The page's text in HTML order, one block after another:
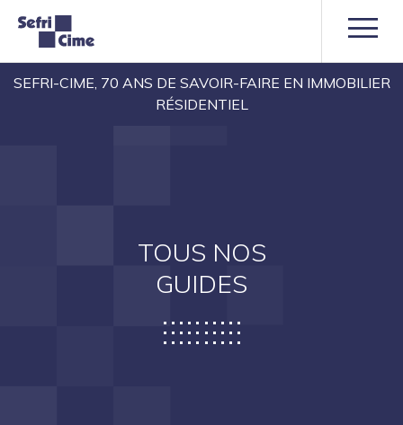
SEFRI-CIME, 70 ANS DE SAVOIR-FAIRE EN IMMOBILIER
RÉSIDENTIEL
TOUS NOS
GUIDES